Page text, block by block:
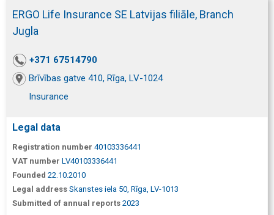
ERGO Life Insurance SE Latvijas filiāle, Branch
Jugla
+371 67514790
Brīvības gatve 410, Rīga, LV-1024
Insurance
Legal data
Registration number 40103336441
VAT number LV40103336441
Founded 22.10.2010
Legal address Skanstes iela 50, Rīga, LV-1013
Submitted of annual reports 2023